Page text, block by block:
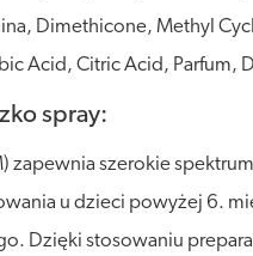
Dimethicone, Methyl
Acid, Citric Acid,
spray:
szerokie
u dzieci powyżej 6.
Dzięki stosowaniu